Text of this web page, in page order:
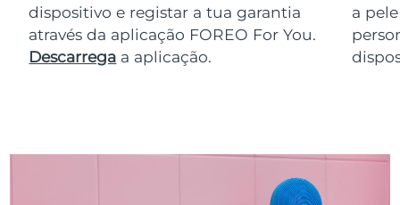
dispositivo e registar a tua garantia
através da aplicação FOREO For You.
Descarrega a aplicação.
a